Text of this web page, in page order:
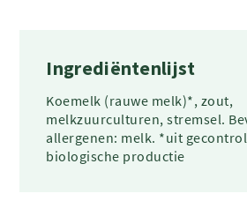
Ingrediëntenlijst
Koemelk (rauwe melk)*, zout,
melkzuurculturen, stremsel.
allergenen: melk. *uit
biologische productie